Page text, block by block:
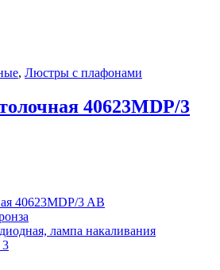
, Люстры с плафонами
40623MDP/3
40623MDP/3 AB
лампа накаливания
3